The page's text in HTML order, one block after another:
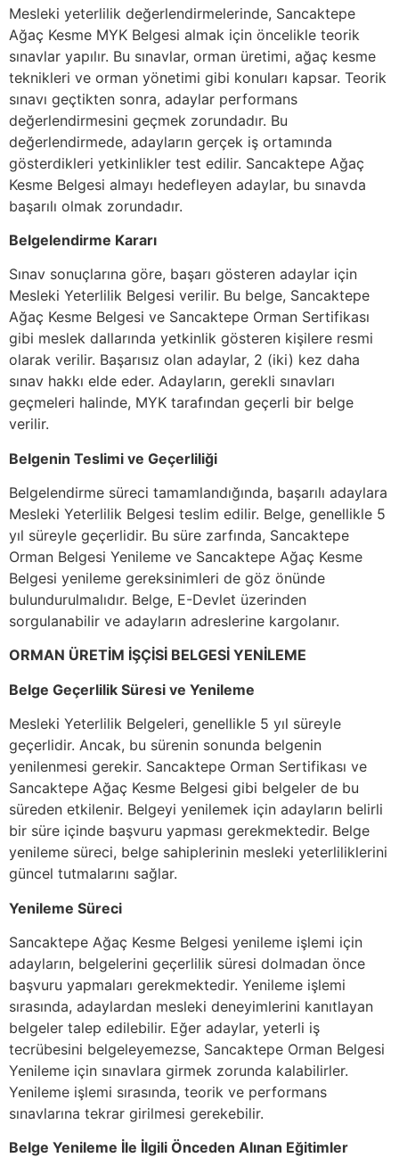
Mesleki yeterlilik değerlendirmelerinde, Sancaktepe
Ağaç Kesme MYK Belgesi almak için öncelikle teorik
sınavlar yapılır. Bu sınavlar, orman üretimi, ağaç kesme
teknikleri ve orman yönetimi gibi konuları kapsar. Teorik
sınavı geçtikten sonra, adaylar performans
değerlendirmesini geçmek zorundadır. Bu
değerlendirmede, adayların gerçek iş ortamında
gösterdikleri yetkinlikler test edilir. Sancaktepe Ağaç
Kesme Belgesi almayı hedefleyen adaylar, bu sınavda
başarılı olmak zorundadır.
Belgelendirme Kararı
Sınav sonuçlarına göre, başarı gösteren adaylar için
Mesleki Yeterlilik Belgesi verilir. Bu belge, Sancaktepe
Ağaç Kesme Belgesi ve Sancaktepe Orman Sertifikası
gibi meslek dallarında yetkinlik gösteren kişilere resmi
olarak verilir. Başarısız olan adaylar, 2 (iki) kez daha
sınav hakkı elde eder. Adayların, gerekli sınavları
geçmeleri halinde, MYK tarafından geçerli bir belge
verilir.
Belgenin Teslimi ve Geçerliliği
Belgelendirme süreci tamamlandığında, başarılı adaylara
Mesleki Yeterlilik Belgesi teslim edilir. Belge, genellikle 5
yıl süreyle geçerlidir. Bu süre zarfında, Sancaktepe
Orman Belgesi Yenileme ve Sancaktepe Ağaç Kesme
Belgesi yenileme gereksinimleri de göz önünde
bulundurulmalıdır. Belge, E-Devlet üzerinden
sorgulanabilir ve adayların adreslerine kargolanır.
ORMAN ÜRETİM İŞÇİSİ BELGESİ YENİLEME
Belge Geçerlilik Süresi ve Yenileme
Mesleki Yeterlilik Belgeleri, genellikle 5 yıl süreyle
geçerlidir. Ancak, bu sürenin sonunda belgenin
yenilenmesi gerekir. Sancaktepe Orman Sertifikası ve
Sancaktepe Ağaç Kesme Belgesi gibi belgeler de bu
süreden etkilenir. Belgeyi yenilemek için adayların belirli
bir süre içinde başvuru yapması gerekmektedir. Belge
yenileme süreci, belge sahiplerinin mesleki yeterliliklerini
güncel tutmalarını sağlar.
Yenileme Süreci
Sancaktepe Ağaç Kesme Belgesi yenileme işlemi için
adayların, belgelerini geçerlilik süresi dolmadan önce
başvuru yapmaları gerekmektedir. Yenileme işlemi
sırasında, adaylardan mesleki deneyimlerini kanıtlayan
belgeler talep edilebilir. Eğer adaylar, yeterli iş
tecrübesini belgeleyemezse, Sancaktepe Orman Belgesi
Yenileme için sınavlara girmek zorunda kalabilirler.
Yenileme işlemi sırasında, teorik ve performans
sınavlarına tekrar girilmesi gerekebilir.
Belge Yenileme İle İlgili Önceden Alınan Eğitimler